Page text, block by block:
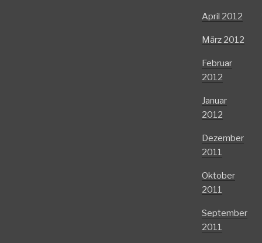
April 2012
März 2012
Februar
2012
Januar
2012
Dezember
2011
Oktober
2011
September
2011